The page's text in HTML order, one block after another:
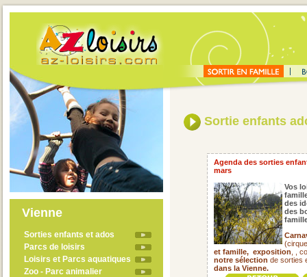
Vienne
Sorties enfants et ados
Parcs de loisirs
Loisirs et Parcs aquatiques
Zoo - Parc animalier
Sortie enfants
Agenda des sorties
mars
Vos
des
des
et famille, exposition , ,
notre sélection de sorties
dans la Vienne.